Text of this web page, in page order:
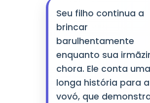
Seu filho continua a
brincar
barulhentamente
enquanto sua
chora. Ele conta uma
longa história para a
vovó, que